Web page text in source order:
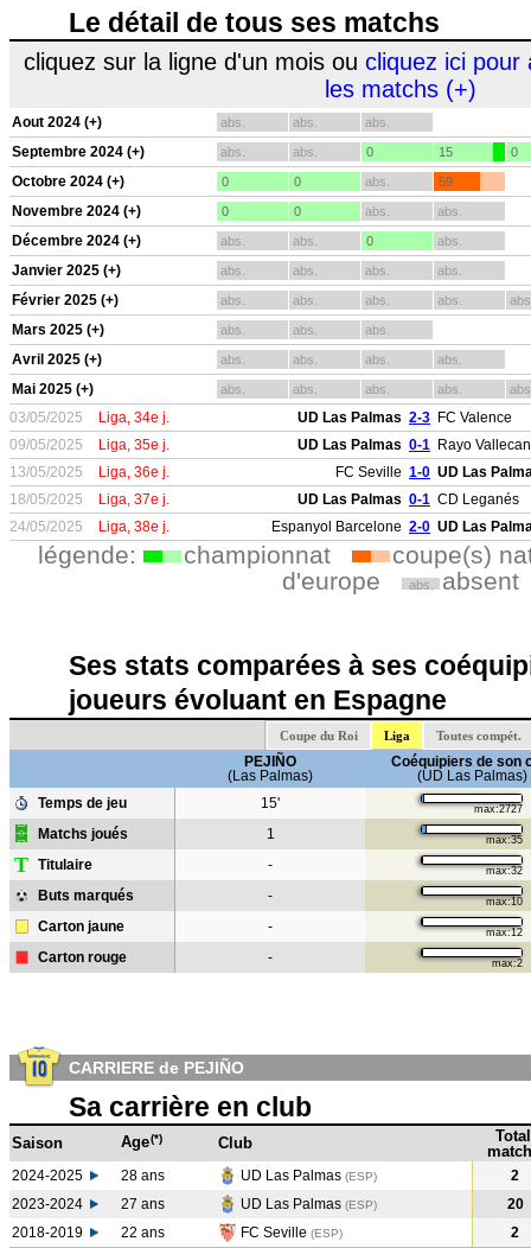
Le détail de tous ses matchs
cliquez sur la ligne d'un mois ou cliquez ici pour
les matchs (+)
Aout 2024 (+) abs. abs. abs.
Septembre 2024 (+) abs. abs. 0 15 0
Octobre 2024 (+) 0 0 abs. 59
Novembre 2024 (+) 0 0 abs. abs.
Décembre 2024 (+) abs. abs. 0 abs.
Janvier 2025 (+) abs. abs. abs. abs.
Février 2025 (+) abs. abs. abs. abs.
Mars 2025 (+) abs. abs. abs.
Avril 2025 (+) abs. abs. abs. abs.
Mai 2025 (+) abs. abs. abs. abs.
03/05/2025 Liga, 34e j. UD Las Palmas 2-3 FC Valence
09/05/2025
Liga, 35e j. UD Las Palmas 0-1 Rayo
13/05/2025
Liga, 36e j. FC Seville 1-0 UD Las
18/05/2025
Liga, 37e j. UD Las Palmas 0-1 CD Leganés
24/05/2025
Liga, 38e j. Espanyol Barcelone 2-0 UD Las
légende: championnat
coupe(s)
d'europe
abs. absent
Ses stats comparées à ses
joueurs évoluant en Espagne
Coupe du Roi Liga Toutes compét.
PEJIÑO
(Las Palmas)
Coéquipiers de son
(UD Las Palmas)
Temps de jeu
15' max:2727
Matchs joués 1 max:35
T Titulaire - max:32
Buts marqués - max:10
Carton jaune - max:12
Carton rouge - max:2
CARRIERE de PEJIÑO
Sa carrière en club
Saison Age(*) Club
Total
2024-2025 28 ans UD Las Palmas (ESP)
2
2023-2024
27 ans UD Las Palmas (ESP)
20
2018-2019
22 ans FC Seville (ESP) 2